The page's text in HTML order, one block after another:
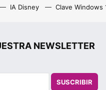
IA Disney Clave Windows
NEWSLETTER
SUSCRIBIR